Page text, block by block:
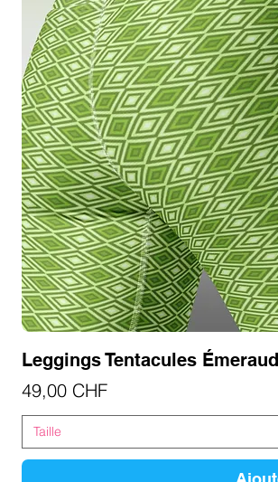
Leggings Tentacules
Prix
49,00 CHF